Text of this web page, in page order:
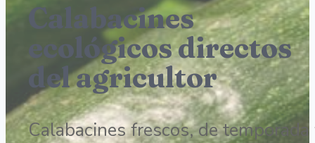
Calabacines
ecológicos directos
del agricultor
Calabacines frescos, de temporada